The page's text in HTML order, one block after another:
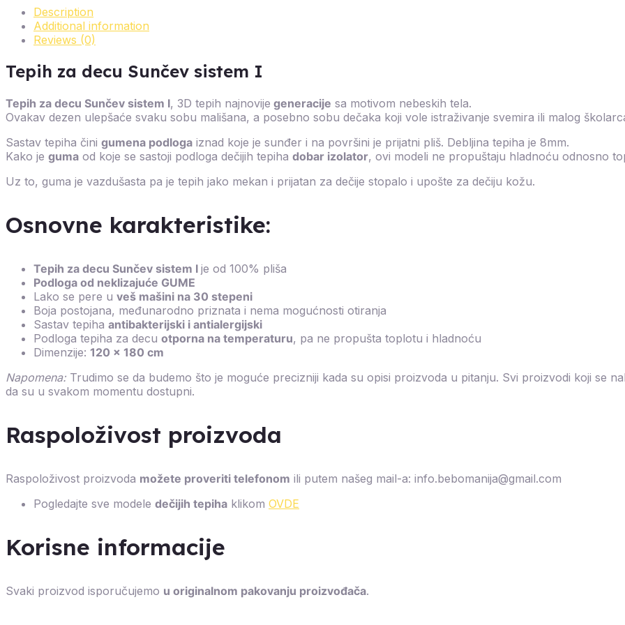
Description
Additional information
Reviews (0)
Tepih za decu Sunčev sistem I
Tepih za decu Sunčev sistem I, 3D tepih najnovije generacije sa motivom nebeskih tela.
Ovakav dezen ulepšaće svaku sobu mališana, a posebno sobu dečaka koji vole istraživanje svemira ili malog
Sastav tepiha čini gumena podloga iznad koje je sunđer i na površini je prijatni pliš. Debljina tepiha je 8mm.
Kako je guma od koje se sastoji podloga dečijih tepiha dobar izolator, ovi modeli ne propuštaju hladnoću odnosno
Uz to, guma je vazdušasta pa je tepih jako mekan i prijatan za dečije stopalo i upošte za dečiju kožu.
Osnovne karakteristike:
Tepih za decu Sunčev sistem I je od 100% pliša
Podloga od neklizajuće GUME
Lako se pere u veš mašini na 30 stepeni
Boja postojana, međunarodno priznata i nema mogućnosti otiranja
Sastav tepiha antibakterijski i antialergijski
Podloga tepiha za decu otporna na temperaturu, pa ne propušta toplotu i hladnoću
Dimenzije: 120 x 180 cm
Napomena: Trudimo se da budemo što je moguće precizniji kada su opisi proizvoda u pitanju. Svi proizvodi koji se
da su u svakom momentu dostupni.
Raspoloživost proizvoda
Raspoloživost proizvoda možete proveriti telefonom ili putem našeg mail-a: info.bebomanija@gmail.com
Pogledajte sve modele dečijih tepiha klikom OVDE
Korisne informacije
Svaki proizvod isporučujemo u originalnom pakovanju proizvođača.